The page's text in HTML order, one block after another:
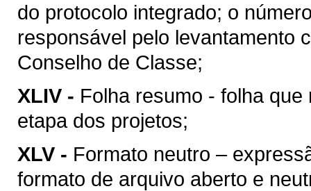
do protocolo integrado; o
responsável pelo levantamento
Conselho de Classe;
XLIV - Folha resumo - folha
etapa dos projetos;
XLV - Formato neutro –
formato de arquivo aberto e